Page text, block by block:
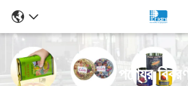
পণ্যের বিবরণ